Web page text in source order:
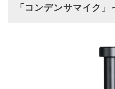
「コンデンサマイク」